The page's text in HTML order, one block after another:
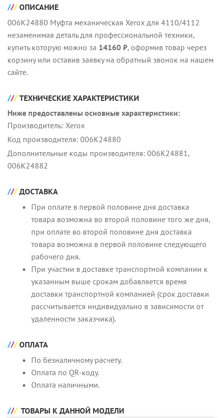
ОПИСАНИЕ
006K24880 Муфта механическая Xerox для 4110/4112
незаменимая деталь для профессиональной техники,
купить которую можно за 14160 ₽, оформив товар через
корзину или оставив заявку на обратный звонок на нашем
сайте.
ТЕХНИЧЕСКИЕ ХАРАКТЕРИСТИКИ
Ниже предоставлены основные характеристики:
Производитель: Xerox
Код производителя: 006K24880
Дополнительные коды производителя: 006K24881,
006K24882
ДОСТАВКА
При оплате в первой половине дня доставка
товара возможна во второй половине того же дня,
при оплате во второй половине дня доставка
товара возможна в первой половине следующего
рабочего дня.
При участии в доставке транспортной компании к
указанным выше срокам добавляется время
доставки транспортной компанией (срок доставки
рассчитывается индивидуально в зависимости от
удаленности заказчика).
ОПЛАТА
По безналичному расчету.
Оплата по QR-коду.
Оплата наличными.
ТОВАРЫ К ДАННОЙ МОДЕЛИ